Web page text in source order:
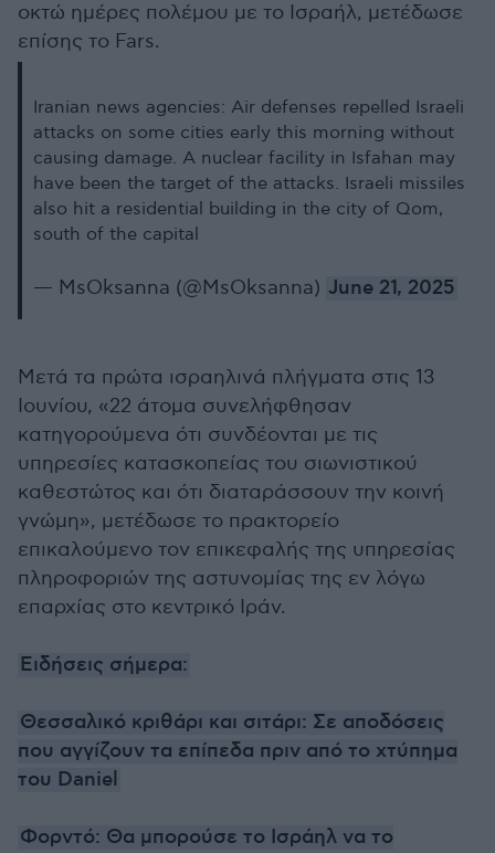
οκτώ ημέρες πολέμου με το Ισραήλ, μετέδωσε
επίσης το Fars.
Iranian news agencies: Air defenses repelled Israeli
attacks on some cities early this morning without
causing damage. A nuclear facility in Isfahan may
have been the target of the attacks. Israeli missiles
also hit a residential building in the city of Qom,
south of the capital
— MsOksanna (@MsOksanna) June 21, 2025
Μετά τα πρώτα ισραηλινά πλήγματα στις 13
Ιουνίου, «22 άτομα συνελήφθησαν
κατηγορούμενα ότι συνδέονται με τις
υπηρεσίες κατασκοπείας του σιωνιστικού
καθεστώτος και ότι διαταράσσουν την κοινή
γνώμη», μετέδωσε το πρακτορείο
επικαλούμενο τον επικεφαλής της υπηρεσίας
πληροφοριών της αστυνομίας της εν λόγω
επαρχίας στο κεντρικό Ιράν.
Ειδήσεις σήμερα:
Θεσσαλικό κριθάρι και σιτάρι: Σε αποδόσεις
που αγγίζουν τα επίπεδα πριν από το χτύπημα
του Daniel
Φορντό: Θα μπορούσε το Ισράηλ να το